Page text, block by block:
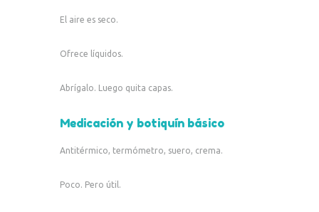
El aire es seco.
Ofrece líquidos.
Abrígalo. Luego quita capas.
Medicación y botiquín básico
Antitérmico, termómetro, suero, crema.
Poco. Pero útil.